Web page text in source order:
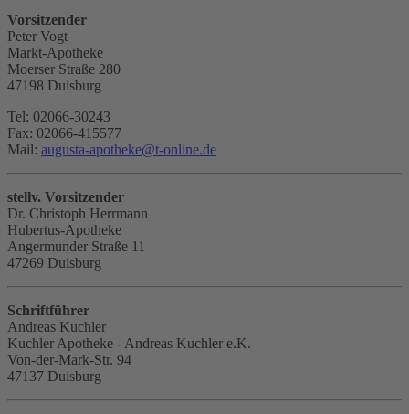
Vorsitzender
Peter Vogt
Markt-Apotheke
Moerser Straße 280
47198 Duisburg
Tel: 02066-30243
Fax: 02066-415577
Mail: augusta-apotheke@t-online.de
stellv. Vorsitzender
Dr. Christoph Herrmann
Hubertus-Apotheke
Angermunder Straße 11
47269 Duisburg
Schriftführer
Andreas Kuchler
Kuchler Apotheke - Andreas Kuchler e.K.
Von-der-Mark-Str. 94
47137 Duisburg